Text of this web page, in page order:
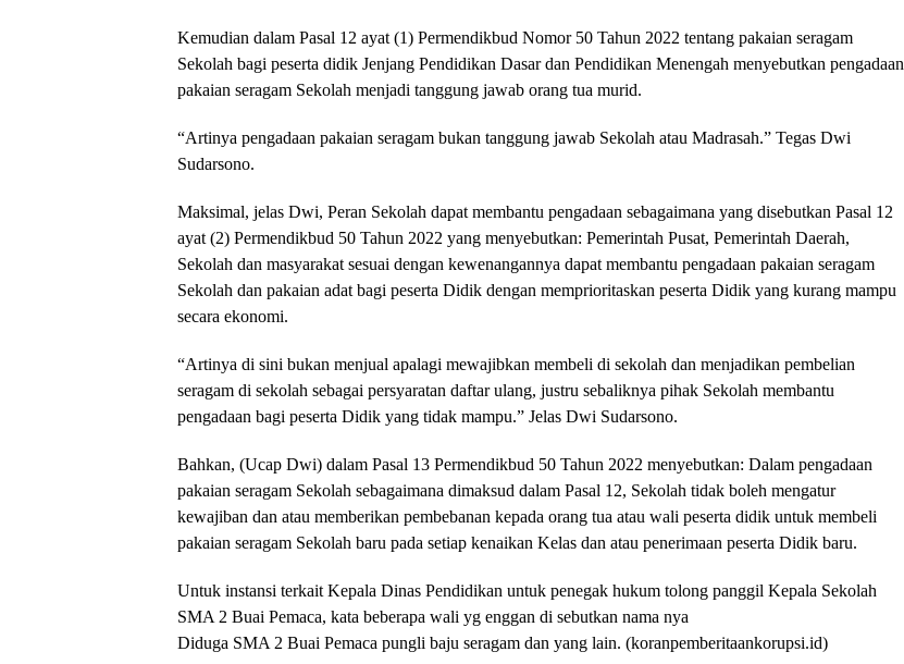
Kemudian dalam Pasal 12 ayat (1) Permendikbud Nomor 50 Tahun 2022 tentang pakaian seragam
Sekolah bagi peserta didik Jenjang Pendidikan Dasar dan Pendidikan Menengah menyebutkan pengadaan
pakaian seragam Sekolah menjadi tanggung jawab orang tua murid.
“Artinya pengadaan pakaian seragam bukan tanggung jawab Sekolah atau Madrasah.” Tegas Dwi
Sudarsono.
Maksimal, jelas Dwi, Peran Sekolah dapat membantu pengadaan sebagaimana yang disebutkan Pasal 12
ayat (2) Permendikbud 50 Tahun 2022 yang menyebutkan: Pemerintah Pusat, Pemerintah Daerah,
Sekolah dan masyarakat sesuai dengan kewenangannya dapat membantu pengadaan pakaian seragam
Sekolah dan pakaian adat bagi peserta Didik dengan memprioritaskan peserta Didik yang kurang mampu
secara ekonomi.
“Artinya di sini bukan menjual apalagi mewajibkan membeli di sekolah dan menjadikan pembelian
seragam di sekolah sebagai persyaratan daftar ulang, justru sebaliknya pihak Sekolah membantu
pengadaan bagi peserta Didik yang tidak mampu.” Jelas Dwi Sudarsono.
Bahkan, (Ucap Dwi) dalam Pasal 13 Permendikbud 50 Tahun 2022 menyebutkan: Dalam pengadaan
pakaian seragam Sekolah sebagaimana dimaksud dalam Pasal 12, Sekolah tidak boleh mengatur
kewajiban dan atau memberikan pembebanan kepada orang tua atau wali peserta didik untuk membeli
pakaian seragam Sekolah baru pada setiap kenaikan Kelas dan atau penerimaan peserta Didik baru.
Untuk instansi terkait Kepala Dinas Pendidikan untuk penegak hukum tolong panggil Kepala Sekolah
SMA 2 Buai Pemaca, kata beberapa wali yg enggan di sebutkan nama nya
Diduga SMA 2 Buai Pemaca pungli baju seragam dan yang lain. (koranpemberitaankorupsi.id)